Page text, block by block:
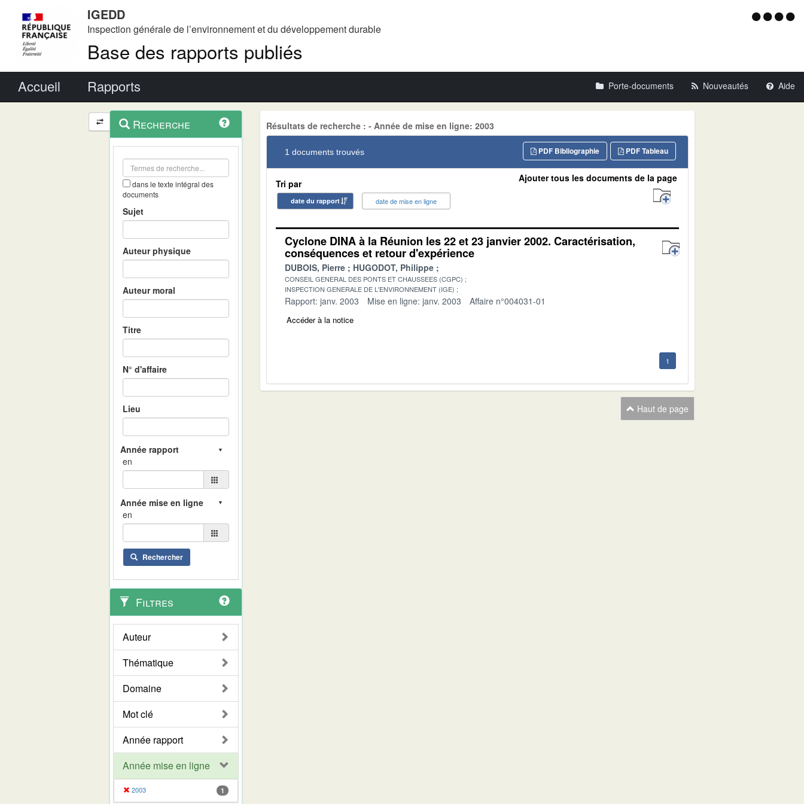
IGEDD
Inspection générale de l’environnement et du développement durable
Base des rapports publiés
Menu
Accueil Rapports Porte-documents Nouveautés Aide
Navigation
et
outils
contextuel
Recherche
dans le texte intégral des
documents
Sujet
Auteur physique
Auteur moral
Titre
N° d'affaire
Lieu
en
en
Rechercher
Filtres
Auteur
Thématique
Domaine
Mot clé
Année rapport
Année mise en ligne
2003 1
Résultats de recherche : - Année de mise en ligne: 2003
1 documents trouvés PDF Tableau
PDF Bibliographie
Tri par
date du rapport date de mise en ligne
Ajouter tous les documents de la page
Cyclone DINA à la Réunion les 22 et 23 janvier 2002. Caractérisation,
conséquences et retour d'expérience
DUBOIS, Pierre HUGODOT, Philippe
CONSEIL GENERAL DES PONTS ET CHAUSSEES (CGPC)
INSPECTION GENERALE DE L'ENVIRONNEMENT (IGE)
Rapport: janv. 2003 Mise en ligne: janv. 2003 Affaire n°004031-01
Accéder à la notice
1
Haut de page